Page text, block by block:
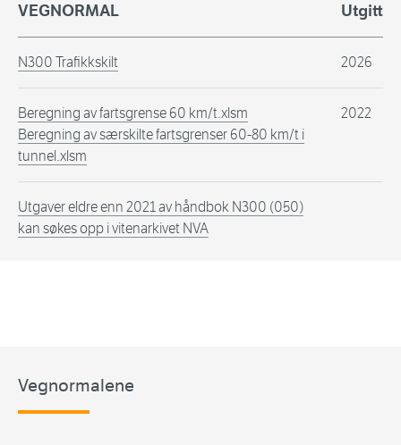
VEGNORMAL Utgitt
N300 Trafikkskilt 2026
Beregning av fartsgrense 60 km/t.xlsm
Beregning av særskilte fartsgrenser 60-80 km/t i
tunnel.xlsm
2022
Utgaver eldre enn 2021 av håndbok N300 (050)
kan søkes opp i vitenarkivet NVA
Vegnormalene